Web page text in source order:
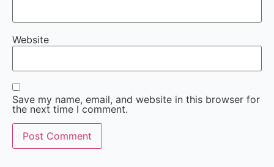
Website
Save my name, email, and website in this browser for
the next time I comment.